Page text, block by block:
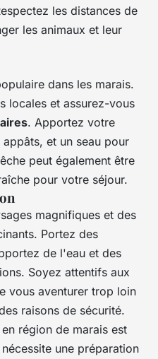
les distances de
les animaux et leur
dans les marais.
locales et assurez-vous
. Apportez votre
et un seau pour
peut également être
pour votre séjour.
magnifiques et des
Portez des
de l'eau et des
Soyez attentifs aux
vous aventurer trop loin
raisons de sécurité.
région de marais est
une préparation